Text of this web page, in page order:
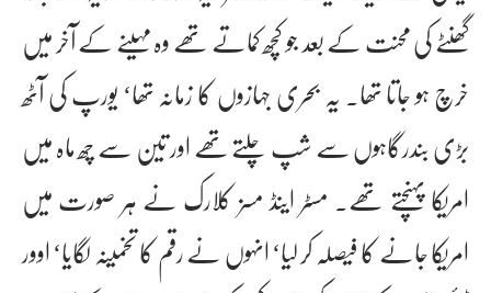
گھنٹے کی محنت کے بعد جو کچھ کماتے تھے وہ مہینے کے آخر میں
خرچ ہو جاتا تھا۔ یہ بحری جہازوں کا زمانہ تھا‘ یورپ کی آٹھ
بڑی بندرگاہوں سے شپ چلتے تھے اور تین سے چھ ماہ میں
امریکا پہنچتے تھے۔ مسٹر اینڈ مسز کلارک نے ہر صورت میں
امریکا جانے کا فیصلہ کر لیا‘ انہوں نے رقم کا تخمینہ لگایا‘ اوور